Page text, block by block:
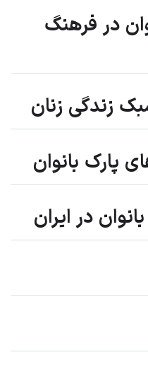
در فرهنگ
زندگی زنان
پارک بانوان
در ایران